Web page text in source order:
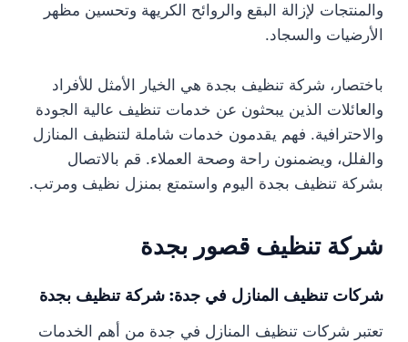
والمنتجات لإزالة البقع والروائح الكريهة وتحسين مظهر
الأرضيات والسجاد.
باختصار، شركة تنظيف بجدة هي الخيار الأمثل للأفراد
والعائلات الذين يبحثون عن خدمات تنظيف عالية الجودة
والاحترافية. فهم يقدمون خدمات شاملة لتنظيف المنازل
والفلل، ويضمنون راحة وصحة العملاء. قم بالاتصال
بشركة تنظيف بجدة اليوم واستمتع بمنزل نظيف ومرتب.
شركة تنظيف قصور بجدة
شركات تنظيف المنازل في جدة: شركة تنظيف بجدة
تعتبر شركات تنظيف المنازل في جدة من أهم الخدمات